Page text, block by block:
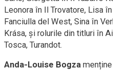
Leonora în Il Trovatore, Lisa
Fanciulla del West, Sina în
Krása, și rolurile din titluri în
Tosca, Turandot.
Anda-Louise Bogza